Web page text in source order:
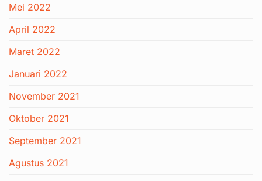
Mei 2022
April 2022
Maret 2022
Januari 2022
November 2021
Oktober 2021
September 2021
Agustus 2021